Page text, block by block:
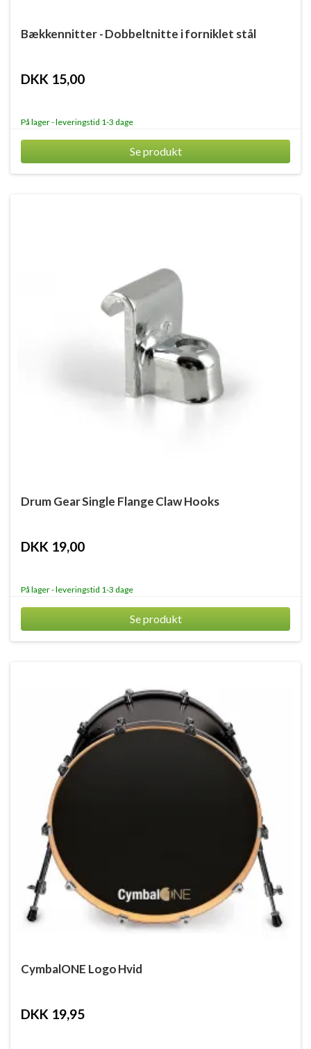
Bækkennitter - Dobbeltnitte i forniklet stål
DKK 15,00
På lager - leveringstid 1-3 dage
Se produkt
Drum Gear Single Flange Claw Hooks
DKK 19,00
På lager - leveringstid 1-3 dage
Se produkt
CymbalONE Logo Hvid
DKK 19,95